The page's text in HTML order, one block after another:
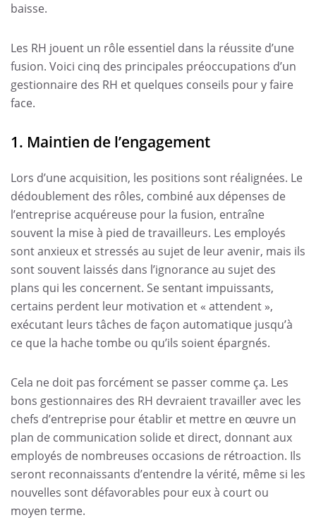
baisse.
Les RH jouent un rôle essentiel dans la réussite d’une
fusion. Voici cinq des principales préoccupations d’un
gestionnaire des RH et quelques conseils pour y faire
face.
1. Maintien de l’engagement
Lors d’une acquisition, les positions sont réalignées. Le
dédoublement des rôles, combiné aux dépenses de
l’entreprise acquéreuse pour la fusion, entraîne
souvent la mise à pied de travailleurs. Les employés
sont anxieux et stressés au sujet de leur avenir, mais ils
sont souvent laissés dans l’ignorance au sujet des
plans qui les concernent. Se sentant impuissants,
certains perdent leur motivation et « attendent »,
exécutant leurs tâches de façon automatique jusqu’à
ce que la hache tombe ou qu’ils soient épargnés.
Cela ne doit pas forcément se passer comme ça. Les
bons gestionnaires des RH devraient travailler avec les
chefs d’entreprise pour établir et mettre en œuvre un
plan de communication solide et direct, donnant aux
employés de nombreuses occasions de rétroaction. Ils
seront reconnaissants d’entendre la vérité, même si les
nouvelles sont défavorables pour eux à court ou
moyen terme.